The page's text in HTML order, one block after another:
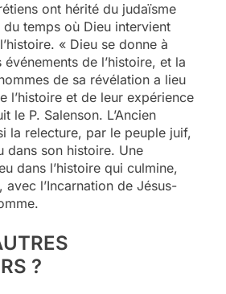
ont hérité du judaïsme
temps où Dieu intervient
« Dieu se donne à
de l’histoire, et la
de sa révélation a lieu
l’histoire et de leur expérience
le P. Salenson. L’Ancien
la relecture, par le peuple juif,
dans son histoire. Une
dans l’histoire qui culmine,
avec l’Incarnation de Jésus-
?